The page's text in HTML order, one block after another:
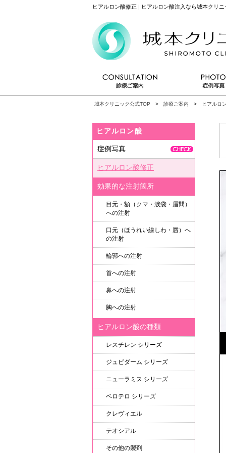
ヒアルロン酸修正 | ヒアルロン酸注入なら城本クリ
城本クリニック公式TOP > 診療ご案内 > ヒアルロ
ヒアルロン酸
症例写真
ヒアルロン酸修正
効果的な注射箇所
目元・額（クマ・涙袋・眉間）
への注射
口元（ほうれい線しわ・唇）へ
の注射
輪郭への注射
首への注射
鼻への注射
胸への注射
ヒアルロン酸の種類
レスチレン シリーズ
ジュビダーム シリーズ
ニューラミス シリーズ
ベロテロ シリーズ
クレヴィエル
テオシアル
その他の製剤